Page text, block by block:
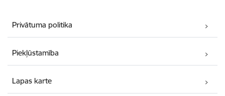
Privātuma politika
Piekļūstamība
Lapas karte